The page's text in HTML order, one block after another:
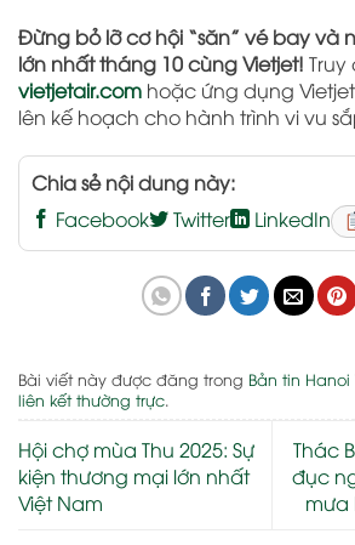
Đừng bỏ lỡ cơ hội “săn” vé bay và
lớn nhất tháng 10 cùng Vietjet!
vietjetair.com hoặc ứng dụng
lên kế hoạch cho hành trình vi vu
Chia sẻ nội dung này:
Facebook
Twitter LinkedIn
Bài viết này được đăng trong Bản tin Hanoi
liên kết thường trực.
Hội chợ mùa Thu 2025: Sự
kiện thương mại lớn nhất
Việt Nam
Thác
đục
mưa